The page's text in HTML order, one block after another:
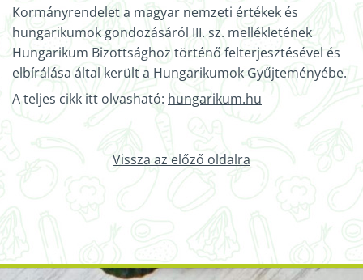
Kormányrendelet a magyar nemzeti értékek és
hungarikumok gondozásáról III. sz. mellékletének
Hungarikum Bizottsághoz történő felterjesztésével és
elbírálása által került a Hungarikumok Gyűjteményébe.
A teljes cikk itt olvasható: hungarikum.hu
Vissza az előző oldalra